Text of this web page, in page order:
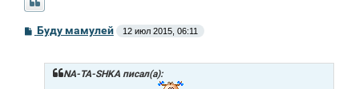
С
о
Буду мамулей 12 июл 2015, 06:11
NA-TA-SHKA писал(а):